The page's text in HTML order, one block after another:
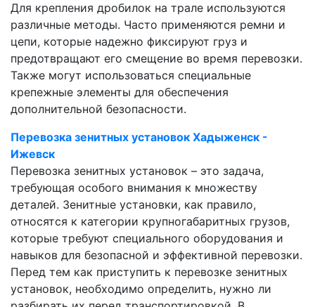
Для крепления дробилок на трале используются
различные методы. Часто применяются ремни и
цепи, которые надежно фиксируют груз и
предотвращают его смещение во время перевозки.
Также могут использоваться специальные
крепежные элементы для обеспечения
дополнительной безопасности.
Перевозка зенитных установок Хадыженск -
Ижевск
Перевозка зенитных установок – это задача,
требующая особого внимания к множеству
деталей. Зенитные установки, как правило,
относятся к категории крупногабаритных грузов,
которые требуют специального оборудования и
навыков для безопасной и эффективной перевозки.
Перед тем как приступить к перевозке зенитных
установок, необходимо определить, нужно ли